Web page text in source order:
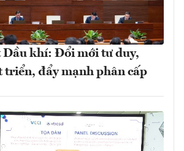
Dầu khí: Đổi mới tư duy,
triển, đẩy mạnh phân cấp